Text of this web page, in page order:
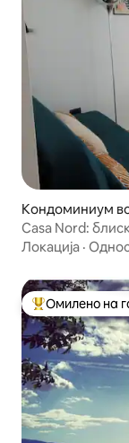
Кондоминиум
Casa Nord:
Локација ·
Меѓу
Омилено на